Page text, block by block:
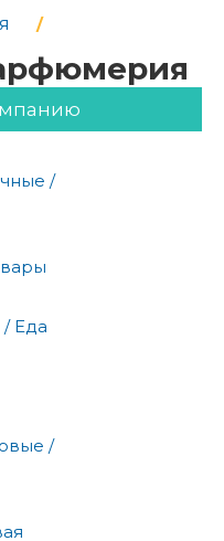
/
/ Еда
/